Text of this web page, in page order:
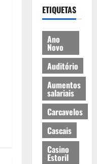
ETIQUETAS
Ano
Novo
Auditório
Aumentos
salariais
Carcavelos
Cascais
Casino
Estoril